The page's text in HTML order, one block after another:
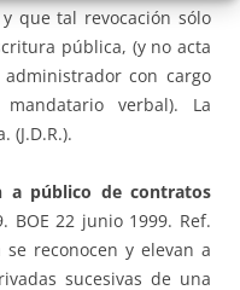
que tal revocación sólo
pública, (y no acta
con cargo
verbal). La
(J.D.R.).
a público de contratos
BOE 22 junio 1999. Ref.
reconocen y elevan a
sucesivas de una